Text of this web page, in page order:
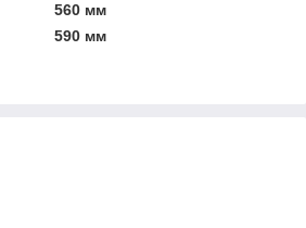
560 мм
590 мм